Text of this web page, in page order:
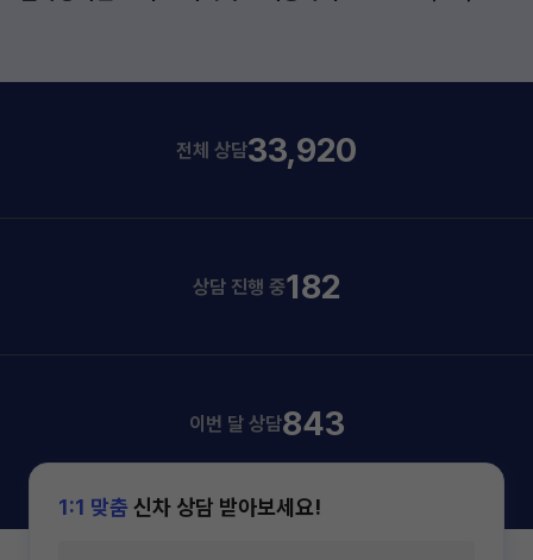
전체 상담33,920
상담 진행 중182
이번 달 상담843
1:1 맞춤 신차 상담 받아보세요!